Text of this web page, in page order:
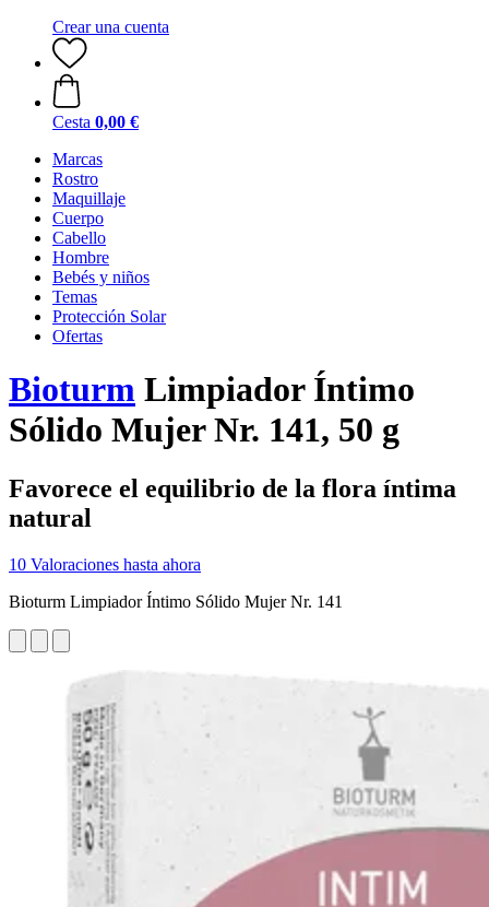
Crear una cuenta
Cesta 0,00 €
Marcas
Rostro
Maquillaje
Cuerpo
Cabello
Hombre
Bebés y niños
Temas
Protección Solar
Ofertas
Bioturm Limpiador Íntimo
Sólido Mujer Nr. 141, 50 g
Favorece el equilibrio de la flora íntima
natural
10 Valoraciones hasta ahora
Bioturm Limpiador Íntimo Sólido Mujer Nr. 141